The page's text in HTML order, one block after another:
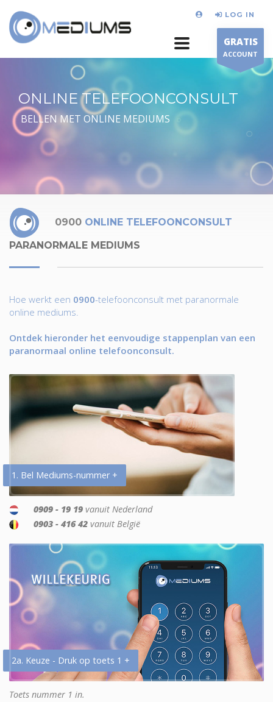
LOG IN
GRATIS
ACCOUNT
ONLINE TELEFOONCONSULT
BELLEN MET ONLINE MEDIUMS
0900 ONLINE TELEFOONCONSULT
PARANORMALE MEDIUMS
Hoe werkt een 0900-telefoonconsult met paranormale
online mediums.
Ontdek hieronder het eenvoudige stappenplan van een
paranormaal online telefoonconsult.
1. Bel Mediums-nummer +
0909 - 19 19 vanuit Nederland
0903 - 416 42 vanuit België
2a. Keuze - Druk op toets 1 +
Toets nummer 1 in.